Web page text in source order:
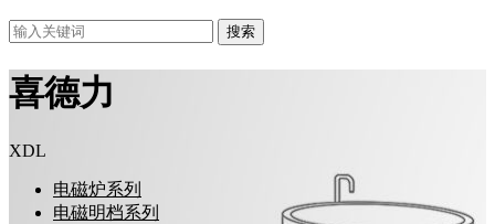
搜索
喜德力
XDL
电磁炉系列
电磁明档系列